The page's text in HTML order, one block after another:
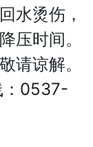
水烫伤，
压时间。
请谅解。
：0537-